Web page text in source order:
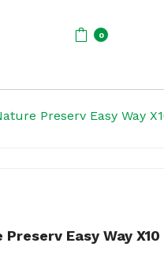
0
Preserv Easy Way
Easy Way X10